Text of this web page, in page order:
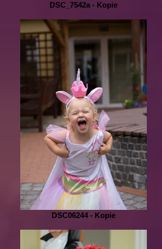
DSC_7542a - Kopie
DSC06244 - Kopie